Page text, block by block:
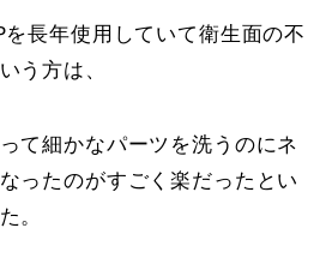
長年使用していて衛生面の不
う方は、
て細かなパーツを洗うのにネ
ったのがすごく楽だったとい
。